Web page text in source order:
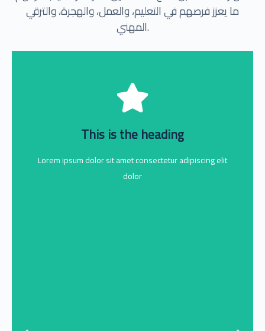
ما يعزز فرصهم في التعليم، والعمل، والهجرة، والترقي
المهني.
This is the heading
Lorem ipsum dolor sit amet consectetur adipiscing elit
dolor
This is the heading
dolor
Click Here